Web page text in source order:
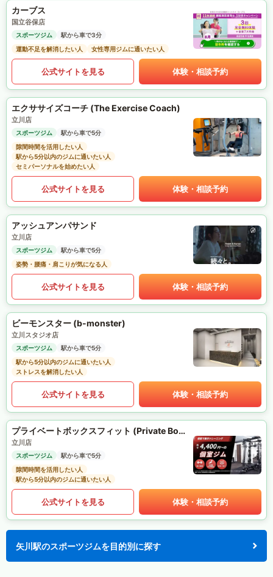
カーブス
国立谷保店
スポーツジム
駅から車で3分
運動不足を解消したい人
女性専用ジムに通いたい人
公式サイトを見る 体験・相談予約
エクササイズコーチ (The Exercise Coach)
立川店
スポーツジム
駅から車で5分
隙間時間を活用したい人
駅から5分以内のジムに通いたい人
セミパーソナルを始めたい人
公式サイトを見る 体験・相談予約
アッシュアンパサンド
立川店
スポーツジム
駅から車で5分
姿勢・腰痛・肩こりが気になる人
公式サイトを見る 体験・相談予約
ビーモンスター (b-monster)
立川スタジオ店
スポーツジム
駅から車で5分
駅から5分以内のジムに通いたい人
ストレスを解消したい人
公式サイトを見る 体験・相談予約
プライベートボックスフィット (Private Box Fit)
立川店
スポーツジム
駅から車で5分
隙間時間を活用したい人
駅から5分以内のジムに通いたい人
公式サイトを見る 体験・相談予約
矢川駅のスポーツジムを目的別に探す